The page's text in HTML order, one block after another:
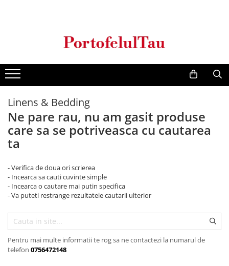
Clutch / Posete Plic
Genti Casual
Genti Piele Naturala
Genti multifunctionale mamici
Rucsacuri Barbati
Ghiozdane
Curele Barbati
Genti Barbati de Umar
Seturi Cadou
Cadouri pentru femei
Borsete Dama
Linens & Bedding
Ne pare rau, nu am gasit produse
care sa se potriveasca cu cautarea
ta
- Verifica de doua ori scrierea
- Incearca sa cauti cuvinte simple
- Incearca o cautare mai putin specifica
- Va puteti restrange rezultatele cautarii ulterior
Pentru mai multe informatii te rog sa ne contactezi la numarul de
telefon 0756472148